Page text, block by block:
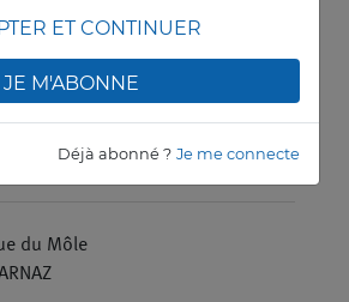
ET CONTINUER
JE M'ABONNE
Déjà abonné ? Je me connecte
EN SAVOIR PLUS
du Môle